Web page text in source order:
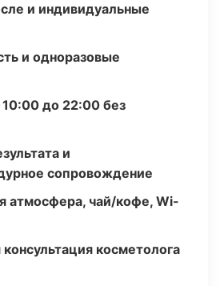
и индивидуальные
и одноразовые
10:00 до 22:00 без
и
сопровождение
атмосфера, чай/кофе, Wi-
консультация косметолога